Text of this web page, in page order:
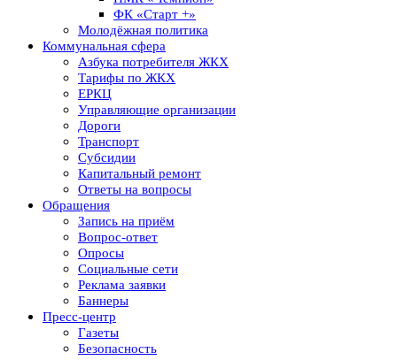
ФК «Старт +»
Молодёжная политика
Коммунальная сфера
Азбука потребителя ЖКХ
Тарифы по ЖКХ
ЕРКЦ
Управляющие организации
Дороги
Транспорт
Субсидии
Капитальный ремонт
Ответы на вопросы
Обращения
Запись на приём
Вопрос-ответ
Опросы
Социальные сети
Реклама заявки
Баннеры
Пресс-центр
Газеты
Безопасность